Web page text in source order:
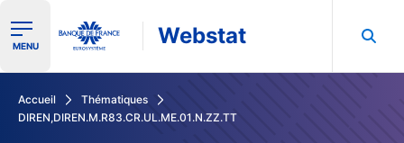
Ouvrir le menu de navigation
MENU Webstat
Accueil
Thématiques
DIREN,DIREN.M.R83.CR.UL.ME.01.N.ZZ.TT